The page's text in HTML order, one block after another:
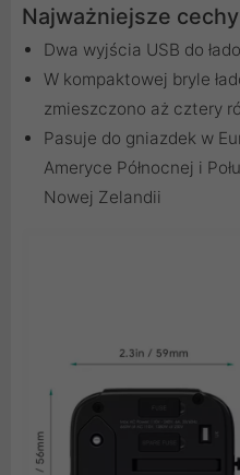
Najważniejsze cechy
Dwa wyjścia USB do
W kompaktowej bryle
zmieszczono aż cztery
Pasuje do gniazdek w
Ameryce Północnej i
Nowej Zelandii